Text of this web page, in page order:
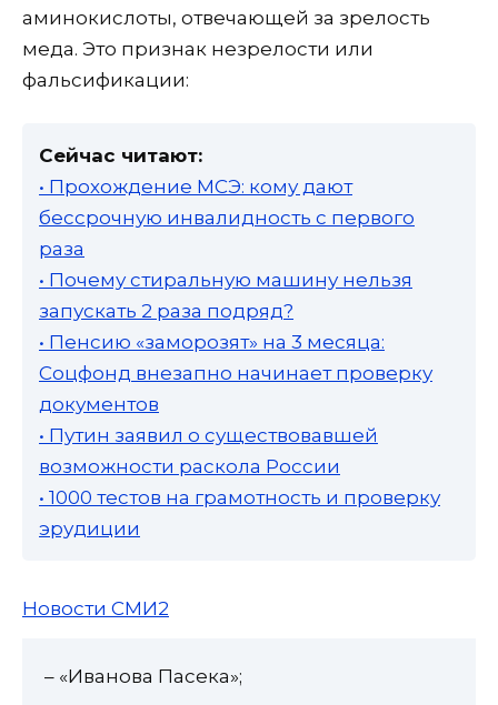
аминокислоты, отвечающей за зрелость
меда. Это признак незрелости или
фальсификации:
Сейчас читают:
• Прохождение МСЭ: кому дают
бессрочную инвалидность с первого
раза
• Почему стиральную машину нельзя
запускать 2 раза подряд?
• Пенсию «заморозят» на 3 месяца:
Соцфонд внезапно начинает проверку
документов
• Путин заявил о существовавшей
возможности раскола России
• 1000 тестов на грамотность и проверку
эрудиции
Новости СМИ2
– «Иванова Пасека»;